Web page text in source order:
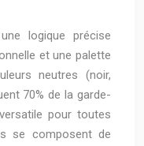
logique précise
et une palette
neutres (noir,
70% de la garde-
pour toutes
se composent de